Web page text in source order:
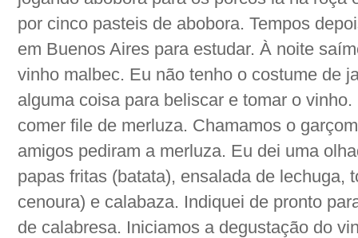
por cinco pasteis de abobora. Tempos
em Buenos Aires para estudar. À noite
vinho malbec. Eu não tenho o costume de
alguma coisa para beliscar e tomar o
comer file de merluza. Chamamos o
amigos pediram a merluza. Eu dei uma
papas fritas (batata), ensalada de lechuga,
cenoura) e calabaza. Indiquei de pronto
de calabresa. Iniciamos a degustação do